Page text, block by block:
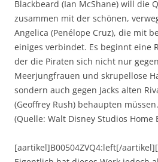
Blackbeard (Ian McShane) will die
zusammen mit der schönen,
Angelica (Penélope Cruz), die mit
einiges verbindet. Es beginnt eine
der die Piraten sich nicht nur
Meerjungfrauen und skrupellose
sondern auch gegen Jacks alten
(Geoffrey Rush) behaupten müssen.
(Quelle: Walt Disney Studios
[aartikel]B00504ZVQ4:left[/